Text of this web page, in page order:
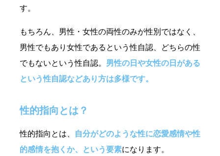
す。
もちろん、男性・女性の両性のみが性別ではなく、
男性でもあり女性であるという性自認、どちらの性
でもないという性自認。 男性の日や女性の日がある
という性自認などあり方は多様です。
性的指向とは？
性的指向とは、
自分がどのような性に恋愛感情や性
的感情を抱くか、という要素になります。